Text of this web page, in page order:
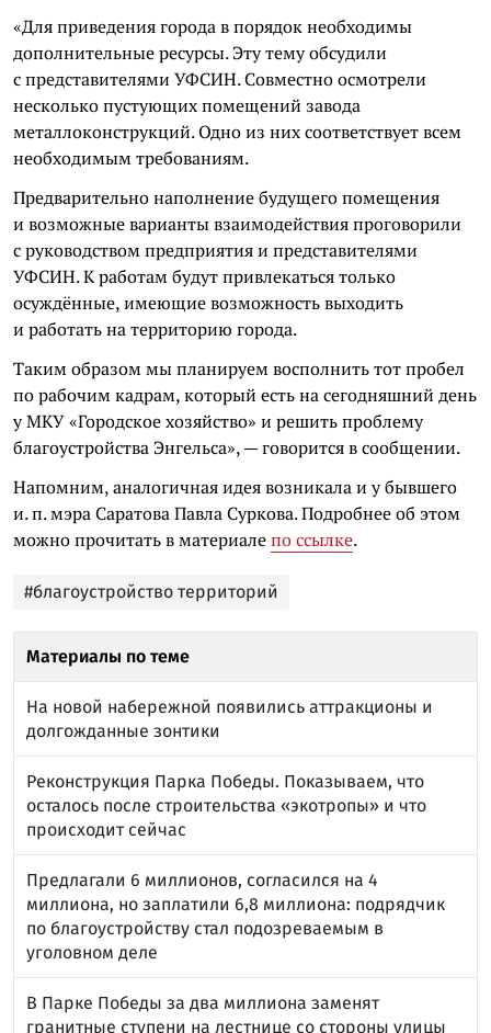
«Для приведения города в порядок необходимы
дополнительные ресурсы. Эту тему обсудили
с представителями УФСИН. Совместно осмотрели
несколько пустующих помещений завода
металлоконструкций. Одно из них соответствует всем
необходимым требованиям.
Предварительно наполнение будущего помещения
и возможные варианты взаимодействия проговорили
с руководством предприятия и представителями
УФСИН. К работам будут привлекаться только
осуждённые, имеющие возможность выходить
и работать на территорию города.
Таким образом мы планируем восполнить тот пробел
по рабочим кадрам, который есть на сегодняшний день
у МКУ «Городское хозяйство» и решить проблему
благоустройства Энгельса», — говорится в сообщении.
Напомним, аналогичная идея возникала и у бывшего
и. п. мэра Саратова Павла Суркова. Подробнее об этом
можно прочитать в материалепо ссылке.
#благоустройство территорий
Материалы по теме
На новой набережной появились аттракционы и
долгожданные зонтики
Реконструкция Парка Победы. Показываем, что
осталось после строительства «экотропы» и что
происходит сейчас
Предлагали 6 миллионов, согласился на 4
миллиона, но заплатили 6,8 миллиона: подрядчик
по благоустройству стал подозреваемым в
уголовном деле
В Парке Победы за два миллиона заменят
гранитные ступени на лестнице со стороны улицы